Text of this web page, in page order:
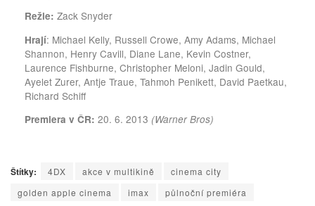
Režie: Zack Snyder
Hrají: Michael Kelly, Russell Crowe, Amy Adams, Michael
Shannon, Henry Cavill, Diane Lane, Kevin Costner,
Laurence Fishburne, Christopher Meloni, Jadin Gould,
Ayelet Zurer, Antje Traue, Tahmoh Penikett, David Paetkau,
Richard Schiff
Premiera v ČR: 20. 6. 2013 (Warner Bros)
Štítky: 4DX akce v multikině
cinema city
golden apple cinema
imax půlnoční premiéra